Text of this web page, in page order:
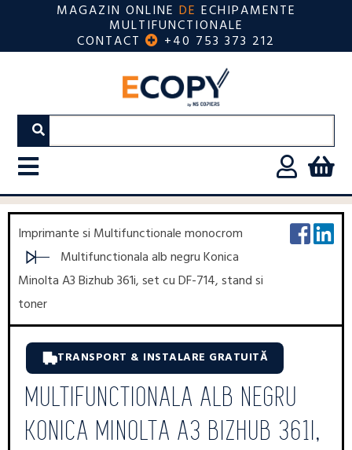
MAGAZIN ONLINE DE ECHIPAMENTE
MULTIFUNCTIONALE
CONTACT +40 753 373 212
Imprimante si Multifunctionale monocrom
Multifunctionala alb negru Konica
Minolta A3 Bizhub 361i, set cu DF-714, stand si
toner
TRANSPORT & INSTALARE GRATUITĂ
MULTIFUNCTIONALA ALB NEGRU
KONICA MINOLTA A3 BIZHUB 361I,